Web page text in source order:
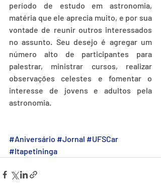
período de estudo em astronomia,
matéria que ele aprecia muito, e por sua
vontade de reunir outros interessados
no assunto. Seu desejo é agregar um
número alto de participantes para
palestrar, ministrar cursos, realizar
observações celestes e fomentar o
interesse de jovens e adultos pela
astronomia.
#Aniversário #Jornal #UFSCar
#Itapetininga